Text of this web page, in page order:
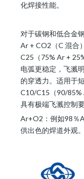
化焊接性能。
对于碳钢和低合金
Ar + CO2（C 混合
C25（75% Ar +
电弧更稳定，飞溅
的穿透力。适用于
C10/C15（90/85%
具有极端飞溅控制
Ar+O2：例如98％
供出色的焊道外观。